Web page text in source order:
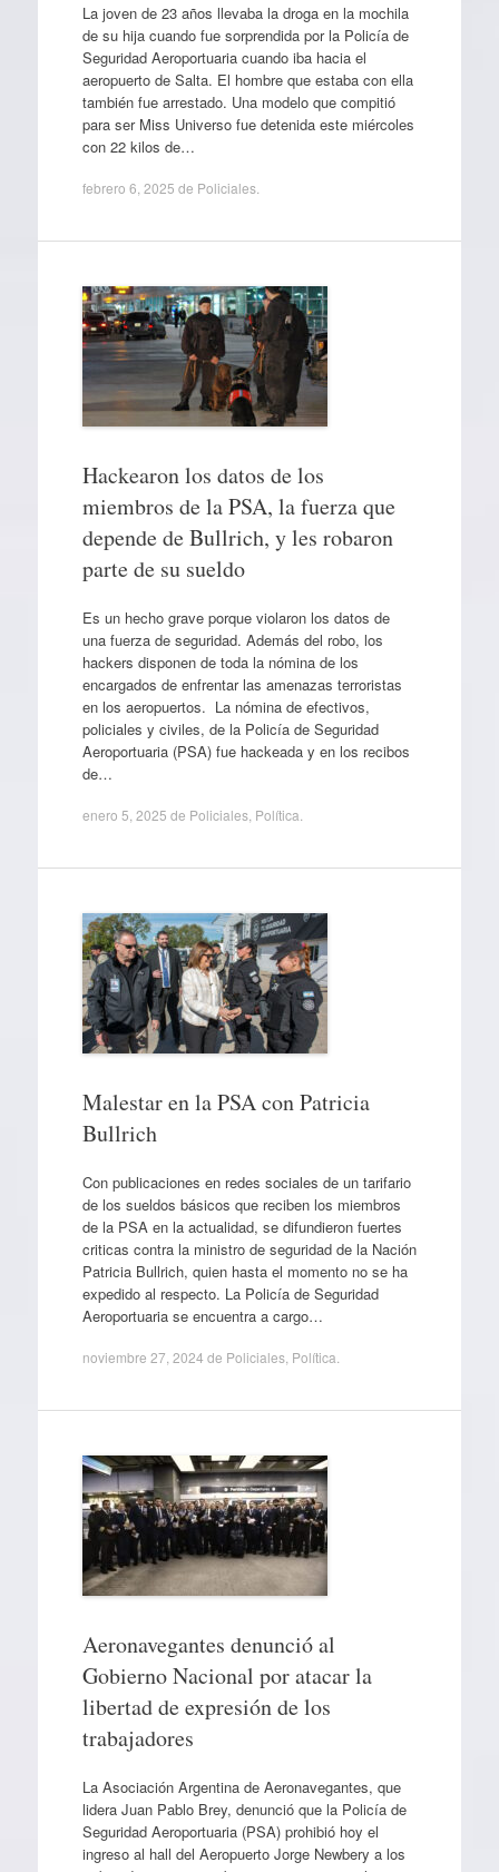
La joven de 23 años llevaba la droga en la mochila
de su hija cuando fue sorprendida por la Policía de
Seguridad Aeroportuaria cuando iba hacia el
aeropuerto de Salta. El hombre que estaba con ella
también fue arrestado. Una modelo que compitió
para ser Miss Universo fue detenida este miércoles
con 22 kilos de…
febrero 6, 2025 de Policiales.
Hackearon los datos de los
miembros de la PSA, la fuerza que
depende de Bullrich, y les robaron
parte de su sueldo
Es un hecho grave porque violaron los datos de
una fuerza de seguridad. Además del robo, los
hackers disponen de toda la nómina de los
encargados de enfrentar las amenazas terroristas
en los aeropuertos. La nómina de efectivos,
policiales y civiles, de la Policía de Seguridad
Aeroportuaria (PSA) fue hackeada y en los recibos
de…
enero 5, 2025 de Policiales, Política
Malestar en la PSA con Patricia
Bullrich
Con publicaciones en redes sociales de un tarifario
de los sueldos básicos que reciben los miembros
de la PSA en la actualidad, se difundieron fuertes
criticas contra la ministro de seguridad de la Nación
Patricia Bullrich, quien hasta el momento no se ha
expedido al respecto. La Policía de Seguridad
Aeroportuaria se encuentra a cargo…
noviembre 27, 2024 de Policiales, Política
Aeronavegantes denunció al
Gobierno Nacional por atacar la
libertad de expresión de los
trabajadores
La Asociación Argentina de Aeronavegantes, que
lidera Juan Pablo Brey, denunció que la Policía de
Seguridad Aeroportuaria (PSA) prohibió hoy el
ingreso al hall del Aeropuerto Jorge Newbery a los